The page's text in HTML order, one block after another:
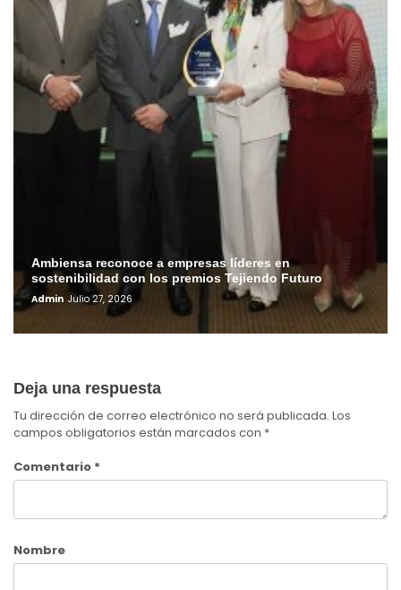
Ambiensa reconoce a empresas líderes en
sostenibilidad con los premios Tejiendo Futuro
Admin Julio 27, 2026
Deja una respuesta
Tu dirección de correo electrónico no será publicada. Los
campos obligatorios están marcados con *
Comentario *
Nombre